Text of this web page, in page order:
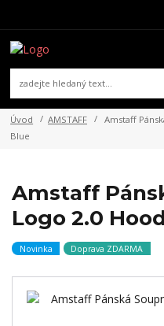
Úvod AMSTAFF
Amstaff
Blue
Amstaff
Logo 2.0
Novinka Doprava ZDARMA